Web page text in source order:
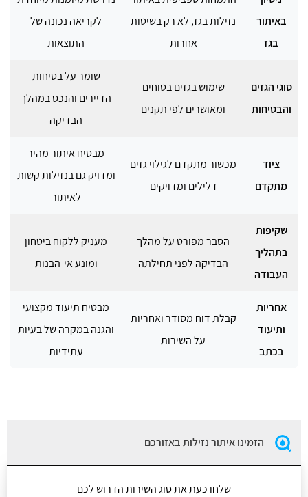
באיתור
בגז
נזילות בגז, לא רק בשיטות
אחרות
לקריאה נכונה של
התוצאות
סוגי הגזים
והבטיחות
שימוש בגזים בטוחים
ומאושרים לפי תקנים
שומר על בטיחות
הדיירים והנכס במהלך
הבדיקה
ציוד
מתקדם
מכשור מתקדם לגילוי גזים
דלילים ומדויקים
מבטיח איתור מהיר
ומדויק גם בנזילות קשות
לאיתור
שקיפות
בתהליך
העבודה
הסבר מפורט על מהלך
הבדיקה לפני תחילתה
מעניק ללקוח ביטחון
ומונע אי-הבנות
אחריות
ותיעוד
בכתב
קבלת דוח מסודר ואחריות
על השירות
מבטיח תיעוד מקצועי
והגנה במקרה של בעיות
עתידיות
הזמינו איתור נזילות באזורכם
שלחו כעת את סוג השירות הדרוש לכם